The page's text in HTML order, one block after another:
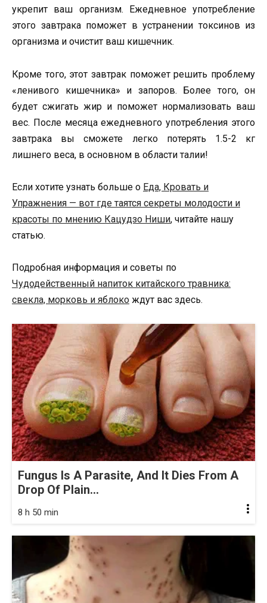
укрепит ваш организм. Ежедневное употребление
этого завтрака поможет в устранении токсинов из
организма и очистит ваш кишечник.
Кроме того, этот завтрак поможет решить проблему
«ленивого кишечника» и запоров. Более того, он
будет сжигать жир и поможет нормализовать ваш
вес. После месяца ежедневного употребления этого
завтрака вы сможете легко потерять 1.5-2 кг
лишнего веса, в основном в области талии!
Если хотите узнать больше о Еда, Кровать и
Упражнения — вот где таятся секреты молодости и
красоты по мнению Кацудзо Ниши, читайте нашу
статью.
Подробная информация и советы по
Чудодейственный напиток китайского травника:
свекла, морковь и яблоко ждут вас здесь.
Fungus Is A Parasite, And It Dies From A
Drop Of Plain...
8 h 50 min